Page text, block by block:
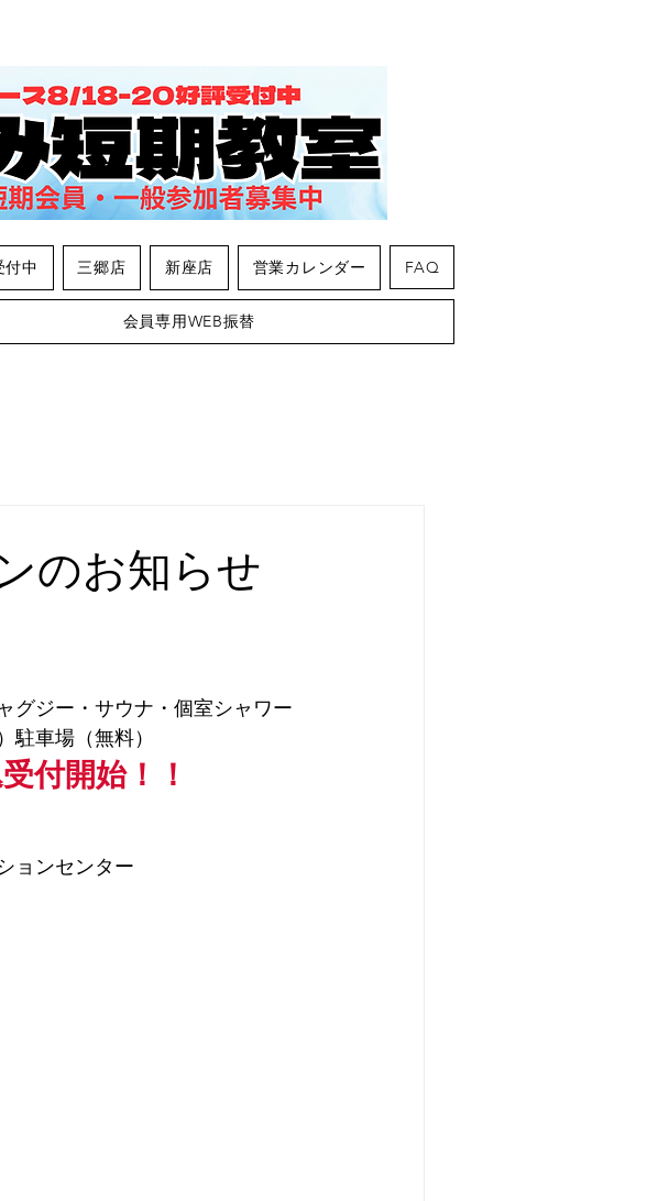
付中 三郷店 新座店 営業カレンダー FAQ
会員専用WEB振替
のお知らせ
グジー・サウナ・個室シャワー
車場（無料）
付開始！！
ョンセンター